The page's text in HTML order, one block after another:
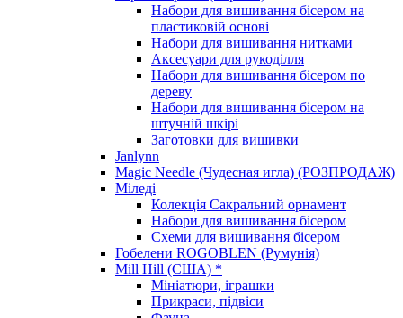
Набори для вишивання бісером на
пластиковій основі
Набори для вишивання нитками
Аксесуари для рукоділля
Набори для вишивання бісером по
дереву
Набори для вишивання бісером на
штучній шкірі
Заготовки для вишивки
Janlynn
Magic Needle (Чудесная игла) (РОЗПРОДАЖ)
Міледі
Колекція Сакральний орнамент
Набори для вишивання бісером
Схеми для вишивання бісером
Гобелени ROGOBLEN (Румунія)
Mill Hill (США) *
Мініатюри, іграшки
Прикраси, підвіси